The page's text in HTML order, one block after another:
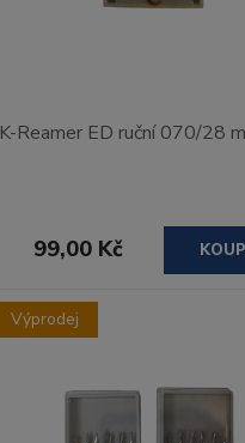
K-Reamer ED ruční 070/28
99,00 Kč
Výprodej